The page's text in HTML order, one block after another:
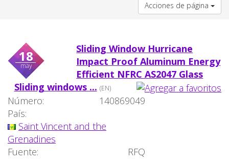
Acciones de página
18
may
Sliding Window Hurricane
Impact Proof Aluminum Energy
Efficient NFRC AS2047 Glass
Sliding windows ... (EN)
Número:
140869049
País:
Saint Vincent and the
Grenadines
Fuente:
RFQ